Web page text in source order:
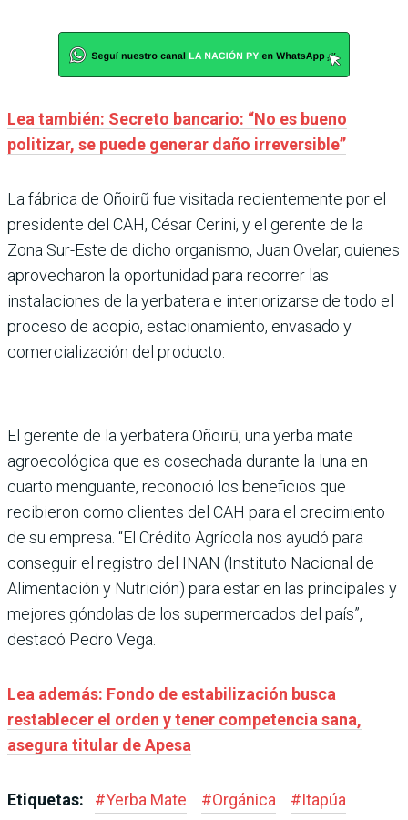
Lea también: Secreto bancario: “No es bueno
politizar, se puede generar daño irreversible”
La fábrica de Oñoirũ fue visitada recientemente por el
presidente del CAH, César Cerini, y el gerente de la
Zona Sur-Este de dicho organismo, Juan Ovelar, quienes
aprovecharon la oportunidad para recorrer las
instalaciones de la yerbatera e interiorizarse de todo el
proceso de acopio, estacionamiento, envasado y
comercialización del producto.
El gerente de la yerbatera Oñoirū, una yerba mate
agroecológica que es cosechada durante la luna en
cuarto menguante, reconoció los beneficios que
recibieron como clientes del CAH para el crecimiento
de su empresa. “El Crédito Agrícola nos ayudó para
conseguir el registro del INAN (Instituto Nacional de
Alimentación y Nutrición) para estar en las principales y
mejores góndolas de los supermercados del país”,
destacó Pedro Vega.
Lea además: Fondo de estabilización busca
restablecer el orden y tener competencia sana,
asegura titular de Apesa
Etiquetas: #Yerba Mate #Orgánica #Itapúa